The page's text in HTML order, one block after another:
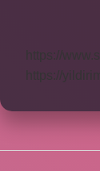
https://
https://